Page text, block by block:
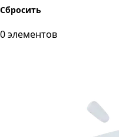
Сбросить
0элементов